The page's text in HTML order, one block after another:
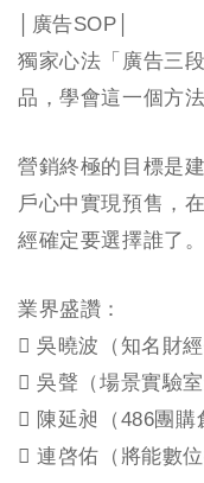
│廣告SOP│
獨家心法「廣告三
品，學會這一個方
營銷終極的目標是
戶心中實現預售，
經確定要選擇誰了。
業界盛讚：
 吳曉波（知名財經
 吳聲（場景實驗室
 陳延昶（486團購
 連啓佑（將能數